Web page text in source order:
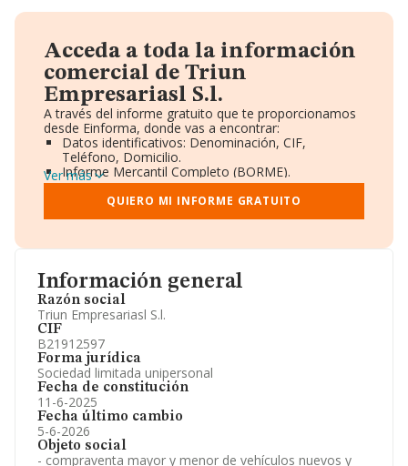
Información general
Razón social
Triun Empresariasl S.l.
CIF
B21912597
Forma jurídica
Sociedad limitada unipersonal
Fecha de constitución
11-6-2025
Fecha último cambio
5-6-2026
Objeto social
- compraventa mayor y menor de vehículos nuevos y
Acceda a toda la información
comercial de Triun
Empresariasl S.l.
A través del informe gratuito que te proporcionamos
desde Einforma, donde vas a encontrar:
Datos identificativos: Denominación, CIF,
Teléfono, Domicilio.
Informe Mercantil Completo (BORME).
Gráficos de Evolución Ventas y Empleados.
Consejo de Administración y Administradores.
Directivos y Ejecutivos.
Información oficial y registral complementaria.
Ver más
QUIERO MI INFORME GRATUITO